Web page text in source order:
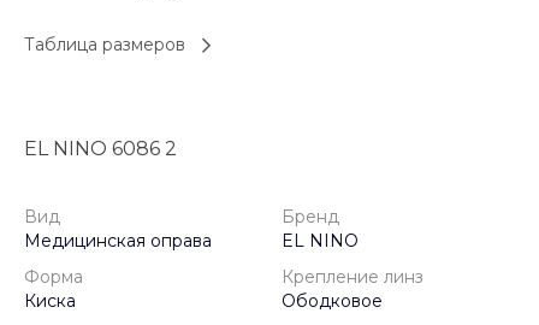
Таблица размеров
EL NINO 6086 2
Вид
Медицинская оправа
Бренд
EL NINO
Форма
Киска
Крепление линз
Ободковое